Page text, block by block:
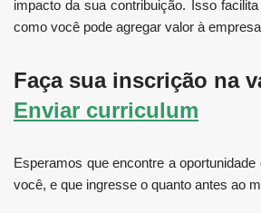
impacto da sua contribuição. Isso
como você pode agregar valor à
Faça sua inscrição na
Enviar curriculum
Esperamos que encontre a
você, e que ingresse o quanto antes ao